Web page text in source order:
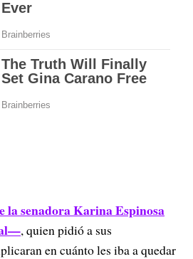
la senadora Karina Espinosa
, quien pidió a sus
en cuánto les iba a quedar